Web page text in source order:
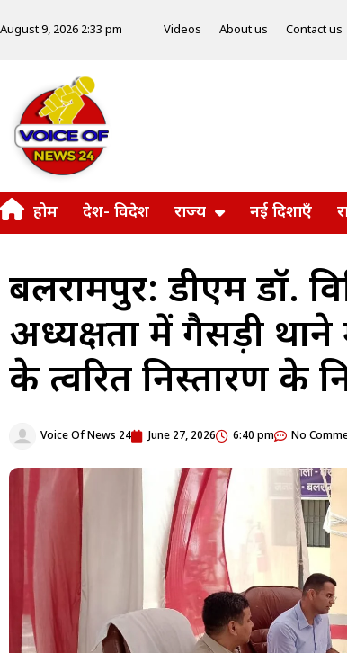
August 9, 2026 2:33 pm Videos About us Contact us
होम देश- विदेश राज्य नई दिशाएँ
बलरामपुर: डीएम डॉ.
अध्यक्षता में गैसड़ी
के त्वरित निस्तारण के
Voice Of News 24 June 27, 2026 6:40 pm No